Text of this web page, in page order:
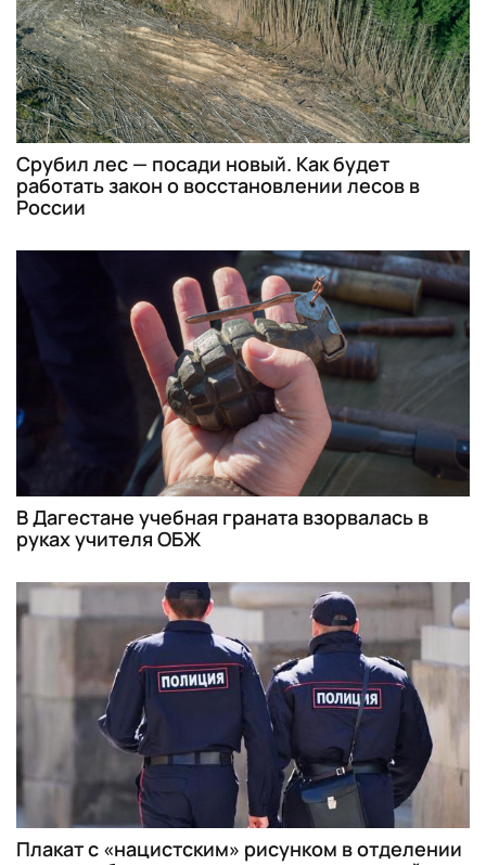
Срубил лес — посади новый. Как будет
работать закон о восстановлении лесов в
России
В Дагестане учебная граната взорвалась в
руках учителя ОБЖ
Плакат с «нацистским» рисунком в отделении